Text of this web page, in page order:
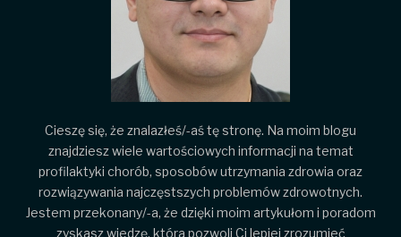
Cieszę się, że znalazłeś/-aś tę stronę. Na moim blogu
znajdziesz wiele wartościowych informacji na temat
profilaktyki chorób, sposobów utrzymania zdrowia oraz
rozwiązywania najczęstszych problemów zdrowotnych.
Jestem przekonany/-a, że dzięki moim artykułom i poradom
zyskasz wiedzę, która pozwoli Ci lepiej zrozumieć